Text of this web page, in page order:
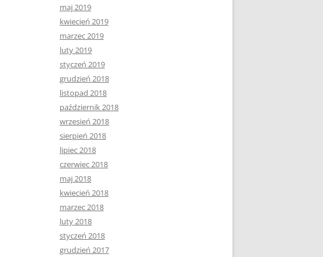
maj 2019
kwiecień 2019
marzec 2019
luty 2019
styczeń 2019
grudzień 2018
listopad 2018
październik 2018
wrzesień 2018
sierpień 2018
lipiec 2018
czerwiec 2018
maj 2018
kwiecień 2018
marzec 2018
luty 2018
styczeń 2018
grudzień 2017